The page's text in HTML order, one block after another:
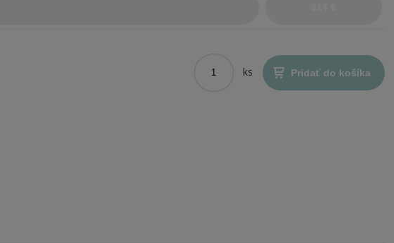
ks Pridať do košíka